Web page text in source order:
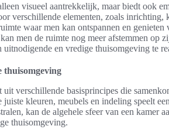
visueel aantrekkelijk, maar biedt ook
verschillende elementen, zoals inrichting,
waar men kan ontspannen en
men de ruimte nog meer afstemmen op
uitnodigende en vredige thuisomgeving te
thuisomgeving
verschillende basisprincipes die
kleuren, meubels en indeling speelt
kan de algehele sfeer van een kamer
thuisomgeving.